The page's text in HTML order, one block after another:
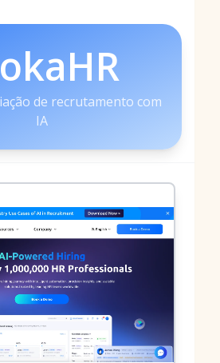
de recrutamento com
IA